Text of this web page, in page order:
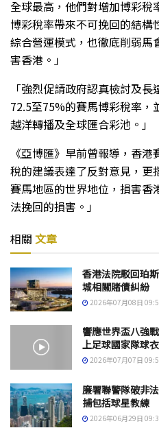
全球最高，他們對增加博彩稅
博彩稅率帶來不可挽回的結構
綜合營運模式，也徹底削弱馬
害香港。」
「強烈促請政府認真檢討及
72.5至75%的賽馬博彩稅率，
越洋轉播及全球匯合彩池。」
《亞博匯》早前曾報導，香
稅的建議表達了反對意見，更
賽馬地區的世界地位，損害香
法挽回的損害。」
相關 文章
香港法院駁回珀
城相關賭債糾紛
2026年07月08日
響應世界盃八強
上足球國家隊球
2026年07月07日
廉署聯警隊破非
捕包括球星教練
2026年06月29日